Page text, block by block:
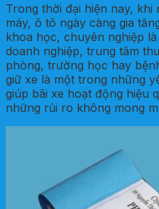
Trong thời đại hiện nay,
máy, ô tô ngày càng gia
khoa học, chuyên nghiệp
doanh nghiệp, trung tâm
phòng, trường học hay
giữ xe là một trong những
giúp bãi xe hoạt động hiệu
những rủi ro không mong